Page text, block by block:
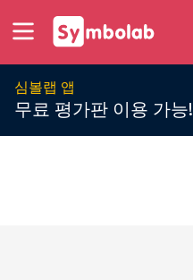
심볼랩 앱
무료 평가판 이용 가능!